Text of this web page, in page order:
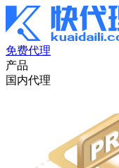
免费代理
产品
国内代理